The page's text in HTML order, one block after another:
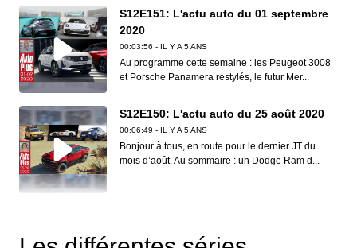
S12E151: L'actu auto du 01 septembre
2020
00:03:56 - IL Y A 5 ANS
Au programme cette semaine : les Peugeot 3008
et Porsche Panamera restylés, le futur Mer...
S12E150: L'actu auto du 25 août 2020
00:06:49 - IL Y A 5 ANS
Bonjour à tous, en route pour le dernier JT du
mois d’août. Au sommaire : un Dodge Ram d...